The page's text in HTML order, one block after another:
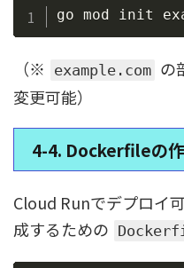
（※ example.com の
変更可能）
4-4. Dockerfileの
Cloud Runでデプロイ
成するための